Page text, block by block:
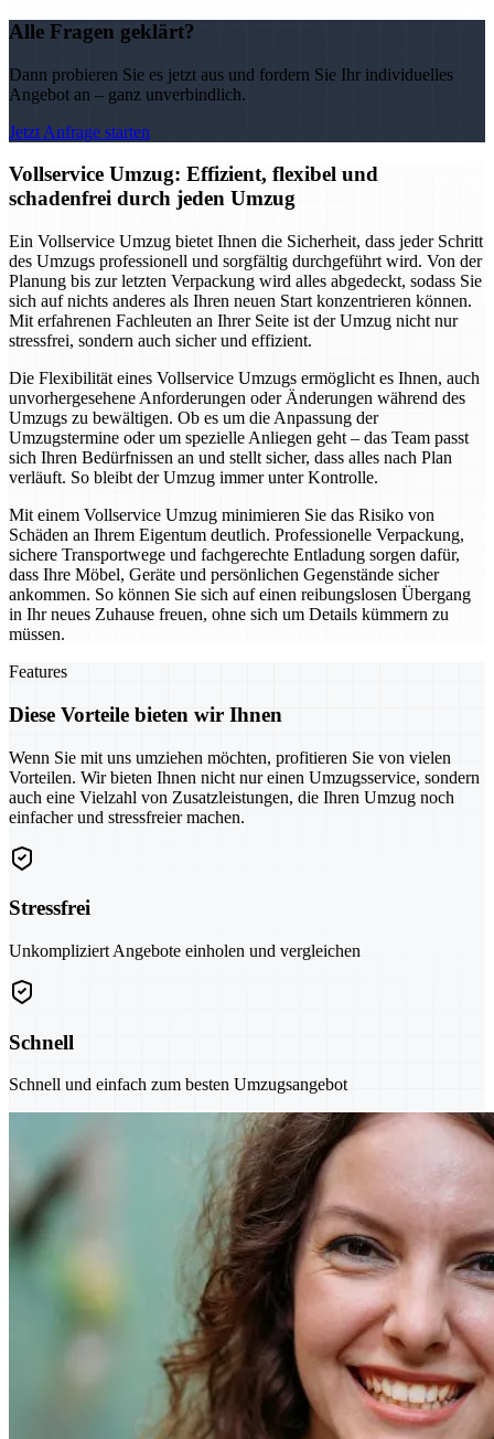
Alle Fragen geklärt?
Dann probieren Sie es jetzt aus und fordern Sie Ihr individuelles
Angebot an – ganz unverbindlich.
Jetzt Anfrage starten
Vollservice Umzug: Effizient, flexibel und
schadenfrei durch jeden Umzug
Ein Vollservice Umzug bietet Ihnen die Sicherheit, dass jeder Schritt
des Umzugs professionell und sorgfältig durchgeführt wird. Von der
Planung bis zur letzten Verpackung wird alles abgedeckt, sodass Sie
sich auf nichts anderes als Ihren neuen Start konzentrieren können.
Mit erfahrenen Fachleuten an Ihrer Seite ist der Umzug nicht nur
stressfrei, sondern auch sicher und effizient.
Die Flexibilität eines Vollservice Umzugs ermöglicht es Ihnen, auch
unvorhergesehene Anforderungen oder Änderungen während des
Umzugs zu bewältigen. Ob es um die Anpassung der
Umzugstermine oder um spezielle Anliegen geht – das Team passt
sich Ihren Bedürfnissen an und stellt sicher, dass alles nach Plan
verläuft. So bleibt der Umzug immer unter Kontrolle.
Mit einem Vollservice Umzug minimieren Sie das Risiko von
Schäden an Ihrem Eigentum deutlich. Professionelle Verpackung,
sichere Transportwege und fachgerechte Entladung sorgen dafür,
dass Ihre Möbel, Geräte und persönlichen Gegenstände sicher
ankommen. So können Sie sich auf einen reibungslosen Übergang
in Ihr neues Zuhause freuen, ohne sich um Details kümmern zu
müssen.
Features
Diese Vorteile bieten wir Ihnen
Wenn Sie mit uns umziehen möchten, profitieren Sie von vielen
Vorteilen. Wir bieten Ihnen nicht nur einen Umzugsservice, sondern
auch eine Vielzahl von Zusatzleistungen, die Ihren Umzug noch
einfacher und stressfreier machen.
Stressfrei
Unkompliziert Angebote einholen und vergleichen
Schnell
Schnell und einfach zum besten Umzugsangebot